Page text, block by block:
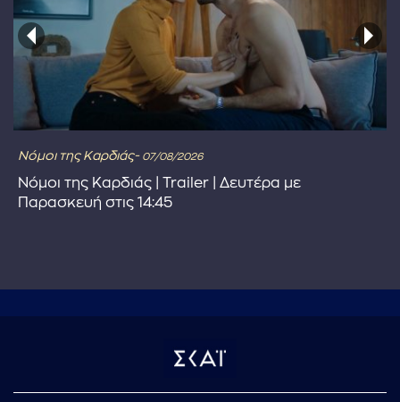
Νόμοι της Καρδιάς- 07/08/2026
Νόμοι της Καρδιάς | Trailer | Δευτέρα με
Παρασκευή στις 14:45